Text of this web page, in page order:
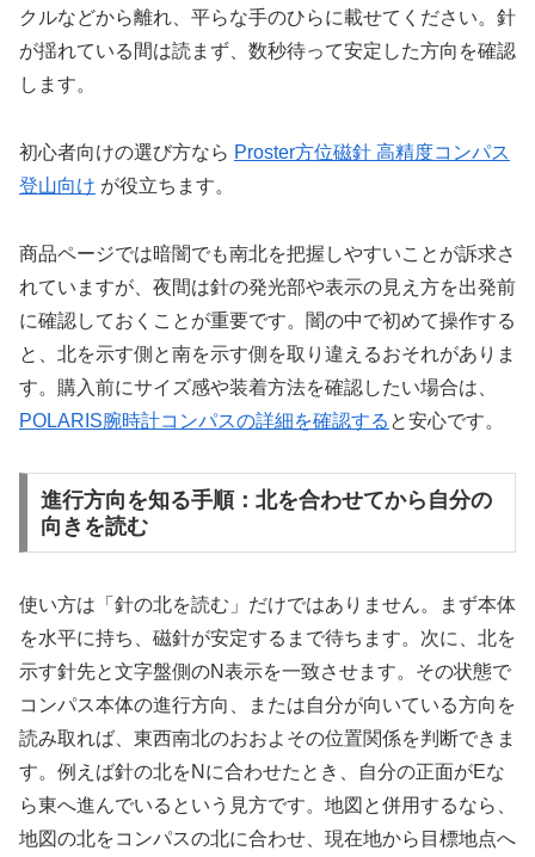
クルなどから離れ、平らな手のひらに載せてください。針
が揺れている間は読まず、数秒待って安定した方向を確認
します。
初心者向けの選び方なら Proster方位磁針 高精度コンパス
登山向け が役立ちます。
商品ページでは暗闇でも南北を把握しやすいことが訴求さ
れていますが、夜間は針の発光部や表示の見え方を出発前
に確認しておくことが重要です。闇の中で初めて操作する
と、北を示す側と南を示す側を取り違えるおそれがありま
す。購入前にサイズ感や装着方法を確認したい場合は、
POLARIS腕時計コンパスの詳細を確認する と安心です。
進行方向を知る手順：北を合わせてから自分の
向きを読む
使い方は「針の北を読む」だけではありません。まず本体
を水平に持ち、磁針が安定するまで待ちます。次に、北を
示す針先と文字盤側のN表示を一致させます。その状態で
コンパス本体の進行方向、または自分が向いている方向を
読み取れば、東西南北のおおよその位置関係を判断できま
す。例えば針の北をNに合わせたとき、自分の正面がEな
ら東へ進んでいるという見方です。地図と併用するなら、
地図の北をコンパスの北に合わせ、現在地から目標地点へ